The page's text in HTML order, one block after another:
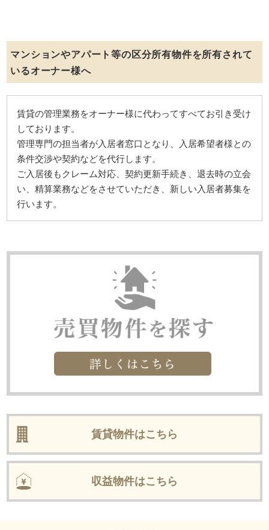
マンションやアパート等の区分所有物件を所有されて
いるオーナー様へ
賃貸の管理業務をオーナー様に代わってすべてお引き受け
しております。
管理専門の担当者が入居者窓口となり、入居希望者様との
条件交渉や契約などを代行します。
ご入居後もクレーム対応、契約更新手続き、退去時の立会
い、精算業務などをさせていただき、新しい入居者募集を
行います。
賃貸物件はこちら
収益物件はこちら